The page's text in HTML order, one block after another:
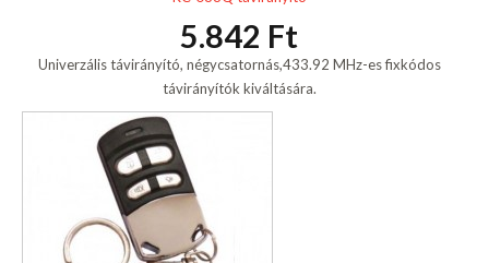
5.842 Ft
Univerzális távirányító, négycsatornás,433.92 MHz-es fixkódos
távirányítók kiváltására.